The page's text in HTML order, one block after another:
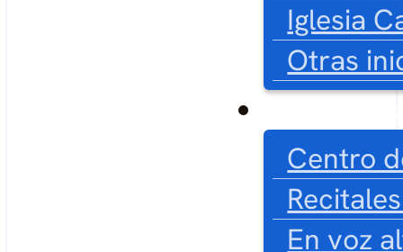
Iglesia
Otras
Centro
En voz